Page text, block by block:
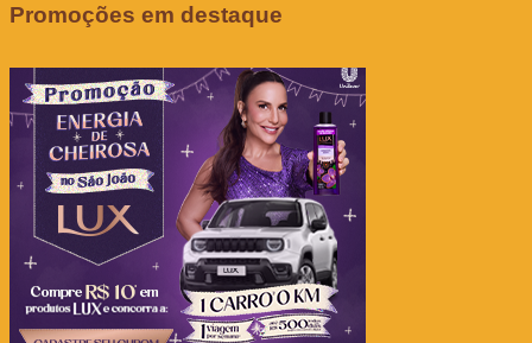
Promoções em destaque